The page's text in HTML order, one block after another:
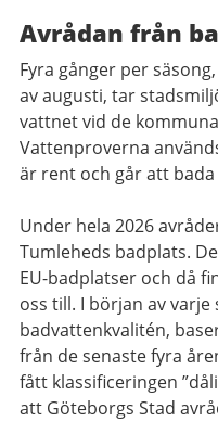
Avrådan från
Fyra gånger per
av augusti, tar
vattnet vid de
Vattenproverna
är rent och går att bada
Under hela 2026
Tumleheds badplats.
EU-badplatser och då
oss till. I början av
badvattenkvalitén,
från de senaste fyra
fått klassificeringen
att Göteborgs Stad